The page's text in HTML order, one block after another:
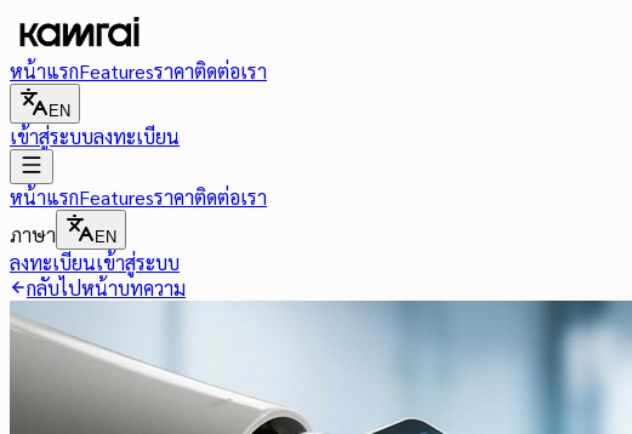
หน้าแรกFeaturesราคาติดต่อเรา
EN
เข้าสู่ระบบลงทะเบียน
หน้าแรกFeaturesราคาติดต่อเรา
ภาษา
EN
ลงทะเบียนเข้าสู่ระบบ
กลับไปหน้าบทความ